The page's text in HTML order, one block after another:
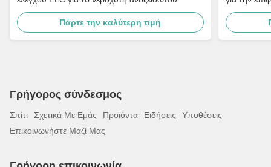
Πάρτε την καλύτερη τιμή
Γρήγορος σύνδεσμος
Σπίτι Σχετικά Με Εμάς Προϊόντα Ειδήσεις
Υποθέσεις
Επικοινωνήστε Μαζί Μας